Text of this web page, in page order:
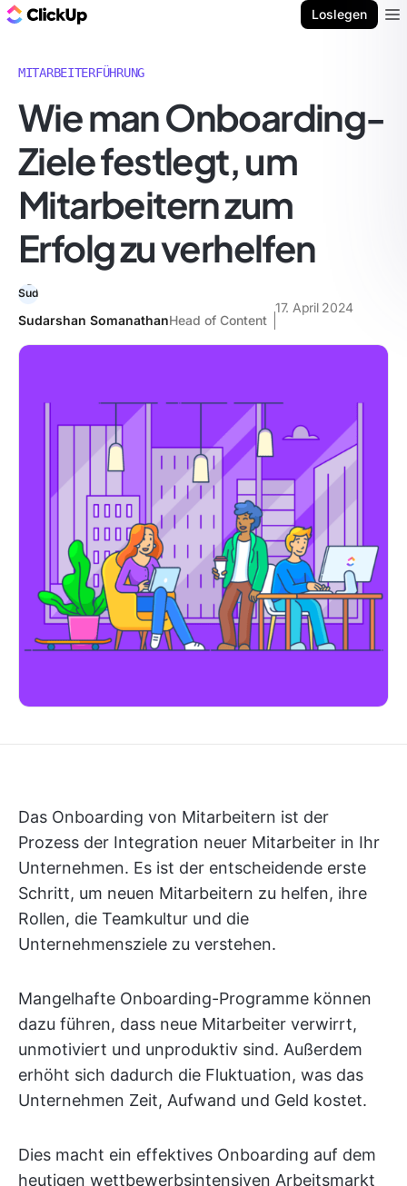
Loslegen
MITARBEITERFÜHRUNG
Wie man Onboarding-
Ziele festlegt, um
Mitarbeitern zum
Erfolg zu verhelfen
Sudarshan SomanathanHead of Content
17. April 2024
Das Onboarding von Mitarbeitern ist der
Prozess der Integration neuer Mitarbeiter in Ihr
Unternehmen. Es ist der entscheidende erste
Schritt, um neuen Mitarbeitern zu helfen, ihre
Rollen, die Teamkultur und die
Unternehmensziele zu verstehen.
Mangelhafte Onboarding-Programme können
dazu führen, dass neue Mitarbeiter verwirrt,
unmotiviert und unproduktiv sind. Außerdem
erhöht sich dadurch die Fluktuation, was das
Unternehmen Zeit, Aufwand und Geld kostet.
Dies macht ein effektives Onboarding auf dem
heutigen wettbewerbsintensiven Arbeitsmarkt